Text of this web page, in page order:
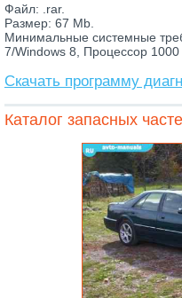
Файл: .rar.
Размер: 67 Mb.
Минимальные системные
7/Windows 8, Процессор 1000
Скачать программу
Каталог запасных